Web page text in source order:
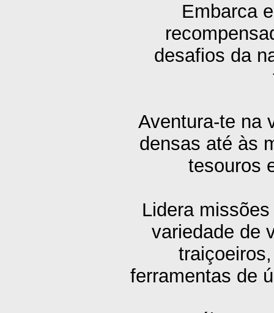
Embarca
desafios da
Aventura-te na
densas até às
tesouros
Lidera
variedade de
ferramentas de